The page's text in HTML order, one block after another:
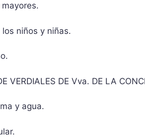
niños y niñas.
VERDIALES DE Vva. DE LA
y agua.